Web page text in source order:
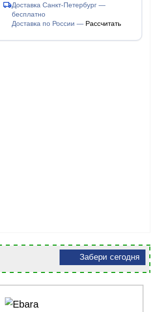
Доставка Санкт-Петербург —
бесплатно
Доставка по России — Рассчитать
Забери сегодня